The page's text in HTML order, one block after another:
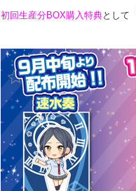
初回生産分BOX購入特典として